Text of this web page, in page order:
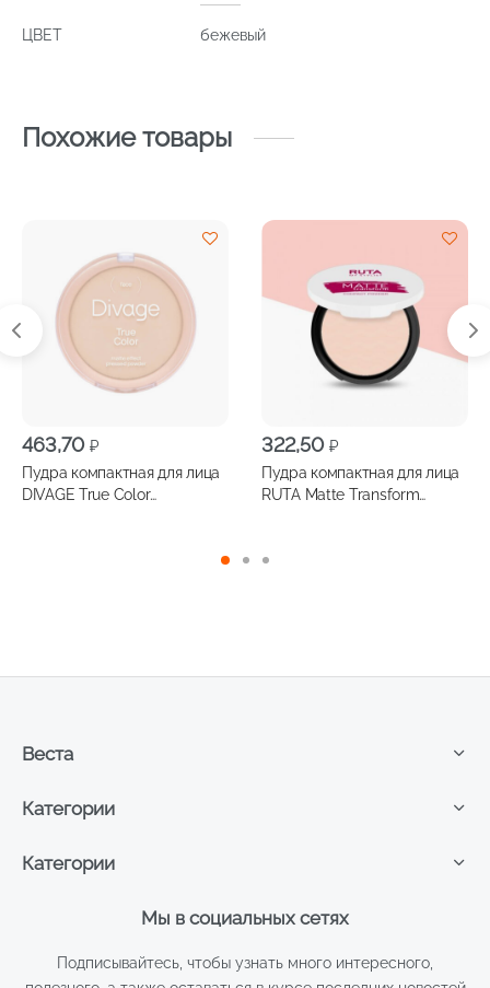
ЦВЕТ бежевый
Похожие товары
463,70 ₽
Пудра компактная для лица
DIVAGE True Color
322,50 ₽
Пудра компактная для лица
RUTA Matte Transform
Мы в социальных сетях
Подписывайтесь, чтобы узнать много интересного,
Категории
Категории
Веста